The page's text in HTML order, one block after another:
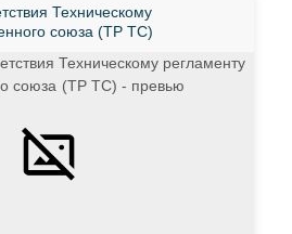
Техническому
союза (ТР ТС)